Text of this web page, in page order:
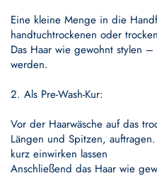
Eine kleine Menge in die
handtuchtrockenen oder
Das Haar wie gewohnt stylen
werden.
2. Als Pre-Wash-Kur:
Vor der Haarwäsche auf das
Längen und Spitzen, auftragen.
kurz einwirken lassen
Anschließend das Haar wie